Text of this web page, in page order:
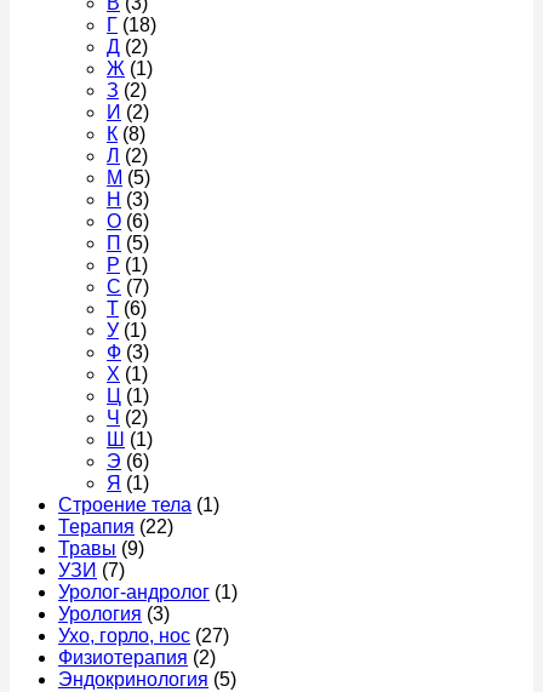
Г (18)
Д (2)
Ж (1)
З (2)
И (2)
К (8)
Л (2)
М (5)
Н (3)
О (6)
П (5)
Р (1)
С (7)
Т (6)
У (1)
Ф (3)
Х (1)
Ц (1)
Ч (2)
Ш
(1)
Э (6)
Я (1)
Строение тела (1)
Терапия (22)
Травы (9)
УЗИ (7)
Уролог-андролог (1)
Урология (3)
Ухо, горло, нос (27)
Физиотерапия (2)
Эндокринология (5)